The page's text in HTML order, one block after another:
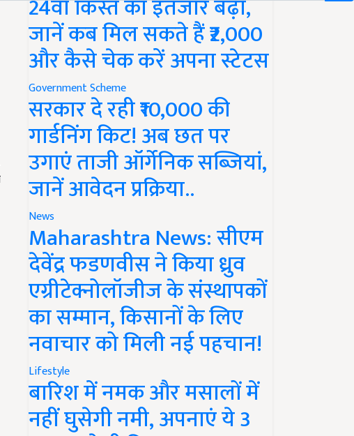
24वीं किस्त का इंतजार बढ़ा,
जानें कब मिल सकते हैं ₹2,000
और कैसे चेक करें अपना स्टेटस
Government Scheme
सरकार दे रही ₹10,000 की
गार्डनिंग किट! अब छत पर
उगाएं ताजी ऑर्गेनिक सब्जियां,
जानें आवेदन प्रक्रिया..
News
Maharashtra News: सीएम
देवेंद्र फडणवीस ने किया ध्रुव
एग्रीटेक्नोलॉजीज के संस्थापकों
का सम्मान, किसानों के लिए
नवाचार को मिली नई पहचान!
Lifestyle
बारिश में नमक और मसालों में
नहीं घुसेगी नमी, अपनाएं ये 3